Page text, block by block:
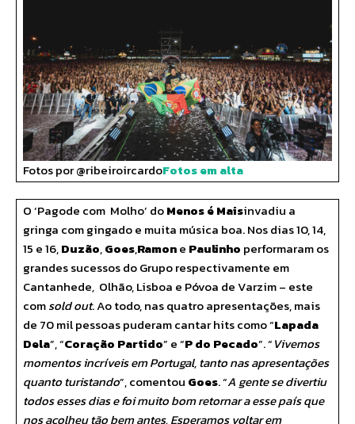
Fotos por @ribeiroircardoFotos em alta
O ‘Pagode com Molho’ doMenos é Maisinvadiu a
gringa com gingado e muita música boa. Nos dias 10, 14,
15 e 16,Duzão,Goes,Ramone Paulinho performaram os
grandes sucessos do Grupo respectivamente em
Cantanhede, Olhão, Lisboa e Póvoa de Varzim – este
comsold out. Ao todo, nas quatro apresentações, mais
de 70 mil pessoas puderam cantar hits como “Lapada
Dela”, “Coração Partido” e “P do Pecado”. “Vivemos
momentos incríveis em Portugal, tanto nas apresentações
quanto turistando”, comentou Goes. “A gente se divertiu
todos esses dias e foi muito bom retornar a esse país que
nos acolheu tão bem antes. Esperamos voltar em